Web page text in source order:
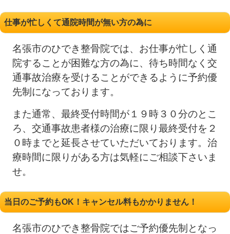
仕事が忙しくて通院時間が無い方の為に
名張市のひでき整骨院では、お仕事が忙しく通
院することが困難な方の為に、待ち時間なく交
通事故治療を受けることができるように予約優
先制になっております。
また通常、最終受付時間が１９時３０分のとこ
ろ、交通事故患者様の治療に限り最終受付を２
０時までと延長させていただいております。治
療時間に限りがある方は気軽にご相談下さいま
せ。
当日のご予約もOK！キャンセル料もかかりません！
名張市のひでき整骨院ではご予約優先制となっ